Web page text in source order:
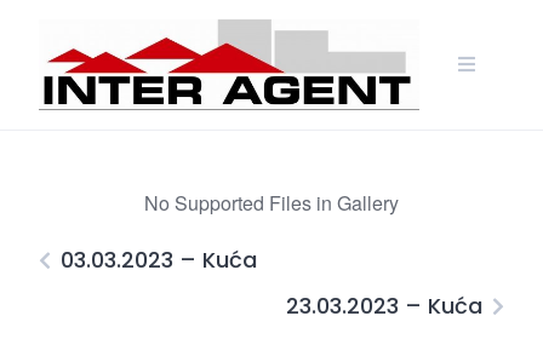
content
No Supported Files in Gallery
03.03.2023 – Kuća
23.03.2023 – Kuća